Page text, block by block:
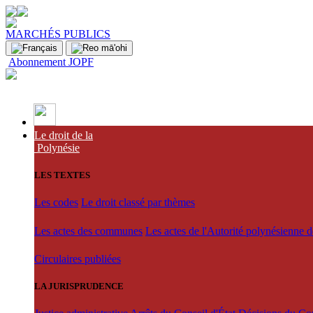
MARCHÉS PUBLICS
Abonnement JOPF
Le droit de la
Polynésie
LES TEXTES
Les codes Le droit classé par thèmes
Les actes des communes Les actes de l'Autorité polynésienne
Circulaires publiées
LA JURISPRUDENCE